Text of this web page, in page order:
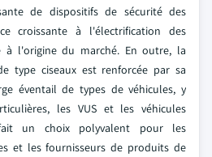
de dispositifs de sécurité des
croissante à l'électrification des
à l'origine du marché. En outre, la
type ciseaux est renforcée par sa
éventail de types de véhicules, y
les VUS et les véhicules
un choix polyvalent pour les
et les fournisseurs de produits de